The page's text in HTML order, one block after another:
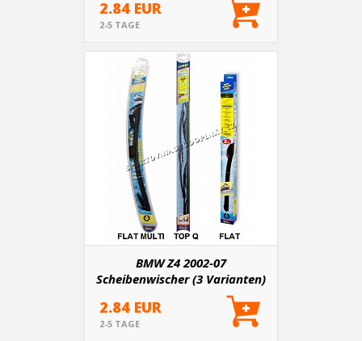
2.84 EUR
2-5 TAGE
BMW Z4 2002-07
Scheibenwischer (3 Varianten)
2.84 EUR
2-5 TAGE